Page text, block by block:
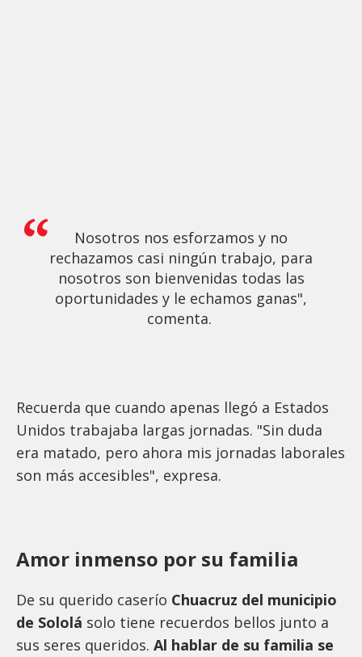
Nosotros nos esforzamos y no
rechazamos casi ningún trabajo, para
nosotros son bienvenidas todas las
oportunidades y le echamos ganas",
comenta.
Recuerda que cuando apenas llegó a Estados
Unidos trabajaba largas jornadas. "Sin duda
era matado, pero ahora mis jornadas laborales
son más accesibles", expresa.
Amor inmenso por su familia
De su querido caserío Chuacruz del municipio
de Sololá solo tiene recuerdos bellos junto a
sus seres queridos. Al hablar de su familia se